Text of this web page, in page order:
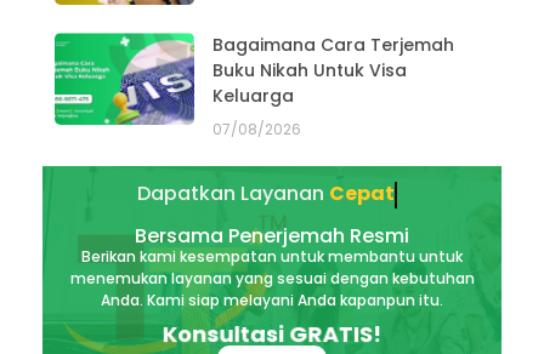
Bagaimana Cara Terjemah
Buku Nikah Untuk Visa
Keluarga
07/08/2026
Dapatkan LayananAkurat
Bersama Penerjemah Resmi
Berikan kami kesempatan untuk membantu untuk
menemukan layanan yang sesuai dengan kebutuhan
Anda. Kami siap melayani Anda kapanpun itu.
Konsultasi GRATIS!